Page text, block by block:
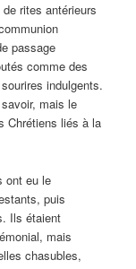
rites antérieurs
passage
comme des
indulgents.
mais le
Chrétiens liés à la
ont eu le
puis
Ils étaient
mais
chasubles,